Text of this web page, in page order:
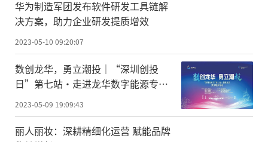
华为制造军团发布软件研发工具链解
决方案，助力企业研发提质增效
2023-05-10 09:20:07
数创龙华，勇立潮投｜“深圳创投
日”第七站·走进龙华数字能源专场
2023-05-09 19:09:43
丽人丽妆：深耕精细化运营 赋能品牌